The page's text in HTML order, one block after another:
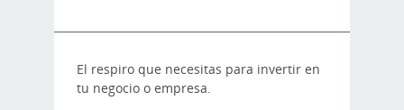
El respiro que necesitas para invertir en
tu negocio o empresa.